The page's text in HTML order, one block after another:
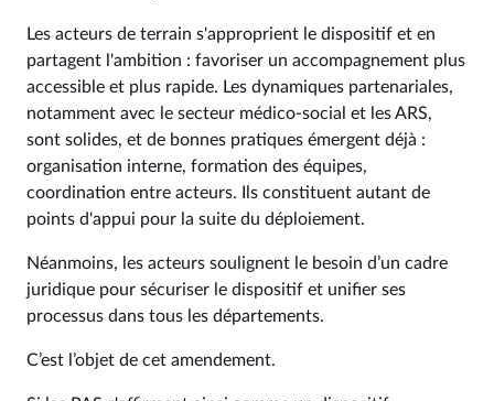
Les acteurs de terrain s'approprient le dispositif et en
partagent l'ambition : favoriser un accompagnement plus
accessible et plus rapide. Les dynamiques partenariales,
notamment avec le secteur médico-social et les ARS,
sont solides, et de bonnes pratiques émergent déjà :
organisation interne, formation des équipes,
coordination entre acteurs. Ils constituent autant de
points d'appui pour la suite du déploiement.
Néanmoins, les acteurs soulignent le besoin d’un cadre
juridique pour sécuriser le dispositif et unifier ses
processus dans tous les départements.
C’est l’objet de cet amendement.